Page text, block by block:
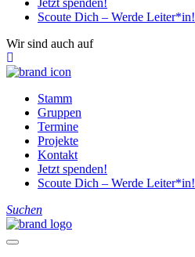
Jetzt spenden!
Scoute Dich – Werde Leiter*in!
Wir sind auch auf
Stamm
Gruppen
Termine
Projekte
Kontakt
Jetzt spenden!
Scoute Dich – Werde Leiter*in!
Suchen